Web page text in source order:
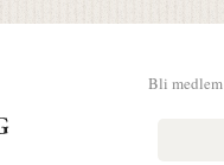
Bli medlem